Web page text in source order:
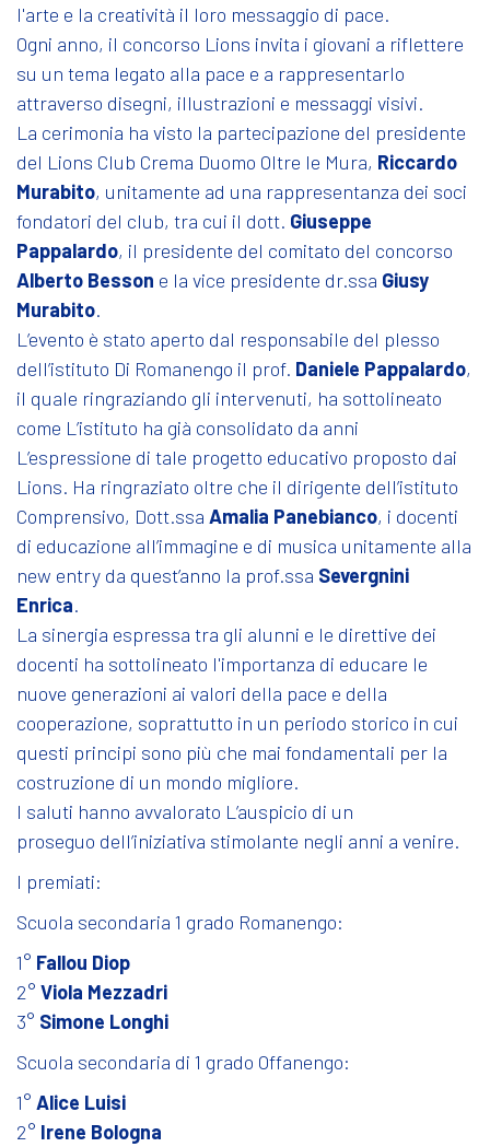
l'arte e la creatività il loro messaggio di pace.
Ogni anno, il concorso Lions invita i giovani a riflettere
su un tema legato alla pace e a rappresentarlo
attraverso disegni, illustrazioni e messaggi visivi.
La cerimonia ha visto la partecipazione del presidente
del Lions Club Crema Duomo Oltre le Mura, Riccardo
Murabito, unitamente ad una rappresentanza dei soci
fondatori del club, tra cui il dott. Giuseppe
Pappalardo, il presidente del comitato del concorso
Alberto Besson e la vice presidente dr.ssa Giusy
Murabito.
L’evento è stato aperto dal responsabile del plesso
dell’istituto Di Romanengo il prof. Daniele Pappalardo,
il quale ringraziando gli intervenuti, ha sottolineato
come L’istituto ha già consolidato da anni
L’espressione di tale progetto educativo proposto dai
Lions. Ha ringraziato oltre che il dirigente dell’istituto
Comprensivo, Dott.ssa Amalia Panebianco, i docenti
di educazione all’immagine e di musica unitamente alla
new entry da quest’anno la prof.ssa Severgnini
Enrica.
La sinergia espressa tra gli alunni e le direttive dei
docenti ha sottolineato l'importanza di educare le
nuove generazioni ai valori della pace e della
cooperazione, soprattutto in un periodo storico in cui
questi principi sono più che mai fondamentali per la
costruzione di un mondo migliore.
I saluti hanno avvalorato L’auspicio di un
proseguo dell’iniziativa stimolante negli anni a venire.
I premiati:
Scuola secondaria 1 grado Romanengo:
1° Fallou Diop
2° Viola Mezzadri
3° Simone Longhi
Scuola secondaria di 1 grado Offanengo:
1° Alice Luisi
2° Irene Bologna